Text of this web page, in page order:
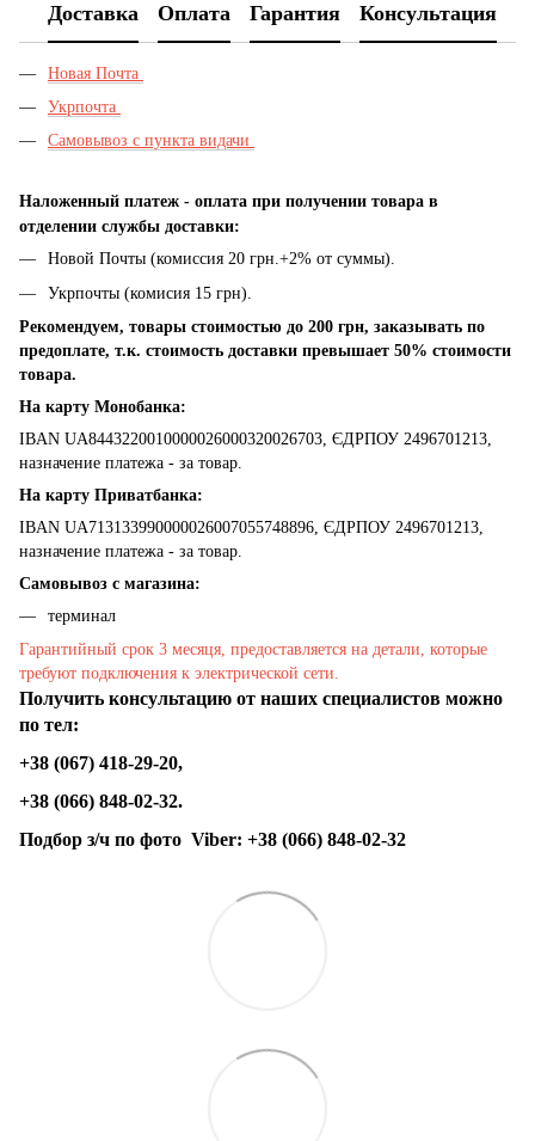
Доставка Оплата Гарантия Консультация
Новая Почта
Укрпочта
Самовывоз с пункта видачи
Наложенный платеж - оплата при получении товара в
отделении службы доставки:
Новой Почты (комиссия 20 грн.+2% от суммы).
Укрпочты (комисия 15 грн).
Рекомендуем, товары стоимостью до 200 грн, заказывать по
предоплате, т.к. стоимость доставки превышает 50% стоимости
товара.
На карту Монобанка:
IBAN UA8443220010000026000320026703, ЄДРПОУ 2496701213,
назначение платежа - за товар.
На карту Приватбанка:
IBAN UA713133990000026007055748896, ЄДРПОУ 2496701213,
назначение платежа - за товар.
Самовывоз с магазина:
терминал
Гарантийный срок 3 месяця, предоставляется на детали, которые
требуют подключения к электрической сети.
Получить консультацию от наших специалистов можно
по тел:
+38 (067) 418-29-20,
+38 (066) 848-02-32.
Подбор з/ч по фото Viber: +38 (066) 848-02-32